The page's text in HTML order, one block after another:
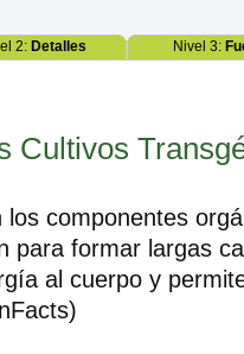
2: Detalles Nivel 3:
Cultivos
componentes
para formar largas
al cuerpo y